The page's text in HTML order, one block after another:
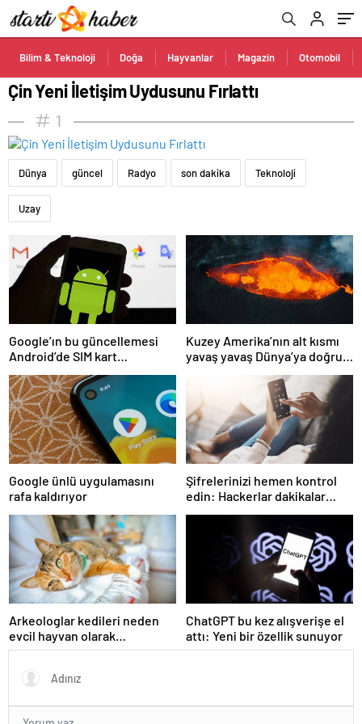
Bilim & Teknoloji Doğa Hayvanlar Magazin Otomobil
Çin Yeni İletişim Uydusunu Fırlattı
1
Dünya güncel Radyo son dakika Teknoloji
Uzay
Google’ın bu güncellemesi
Android’de SIM kart
kullanımını ortadan
kaldıracak
Kuzey Amerika’nın alt kısmı
yavaş yavaş Dünya’ya doğru
Google ünlü uygulamasını
rafa kaldırıyor
Şifrelerinizi hemen kontrol
edin: Hackerlar dakikalar
içinde kırıyor
Arkeologlar kedileri neden
evcil hayvan olarak
beslediğimizin sırrını keşfetti
ChatGPT bu kez alışverişe el
attı: Yeni bir özellik sunuyor